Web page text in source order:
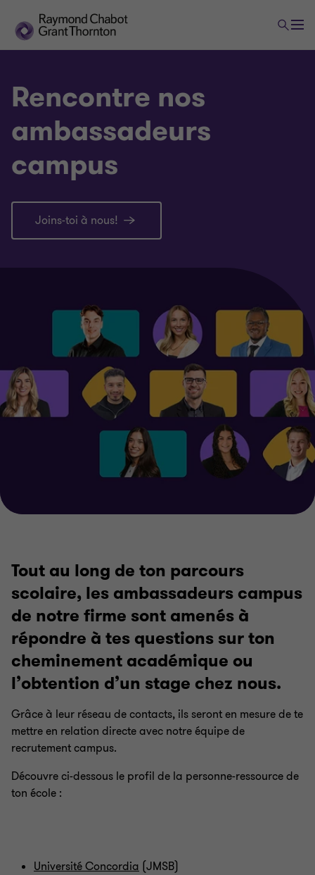
Rencontre nos
ambassadeurs
campus
Joins-toi à nous!
Tout au long de ton parcours
scolaire, les ambassadeurs campus
de notre firme sont amenés à
répondre à tes questions sur ton
cheminement académique ou
l’obtention d’un stage chez nous.
Grâce à leur réseau de contacts, ils seront en mesure de te
mettre en relation directe avec notre équipe de
recrutement campus.
Découvre ci-dessous le profil de la personne-ressource de
ton école :
Université Concordia (JMSB)